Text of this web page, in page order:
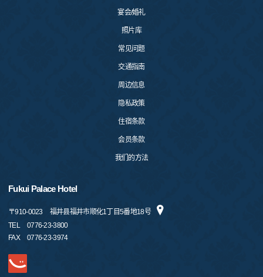
宴会/婚礼
照片库
常见问题
交通指南
周边信息
隐私政策
住宿条款
会员条款
我们的方法
Fukui Palace Hotel
〒910-0023
福井县福井市顺化1丁目5番地18号
TEL
0776-23-3800
FAX
0776-23-3974